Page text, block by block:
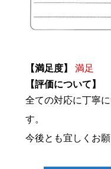
【満足度】
満足
【評価について】
全ての対応に丁寧
す。
今後とも宜しくお願